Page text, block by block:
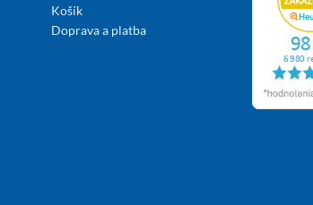
Košík
Doprava a platba